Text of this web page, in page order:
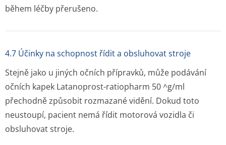
během léčby přerušeno.
4.7 Účinky na schopnost řídit a obsluhovat stroje
Stejně jako u jiných očních přípravků, může podávání
očních kapek Latanoprost-ratiopharm 50 ^g/ml
přechodně způsobit rozmazané vidění. Dokud toto
neustoupí, pacient nemá řídit motorová vozidla či
obsluhovat stroje.